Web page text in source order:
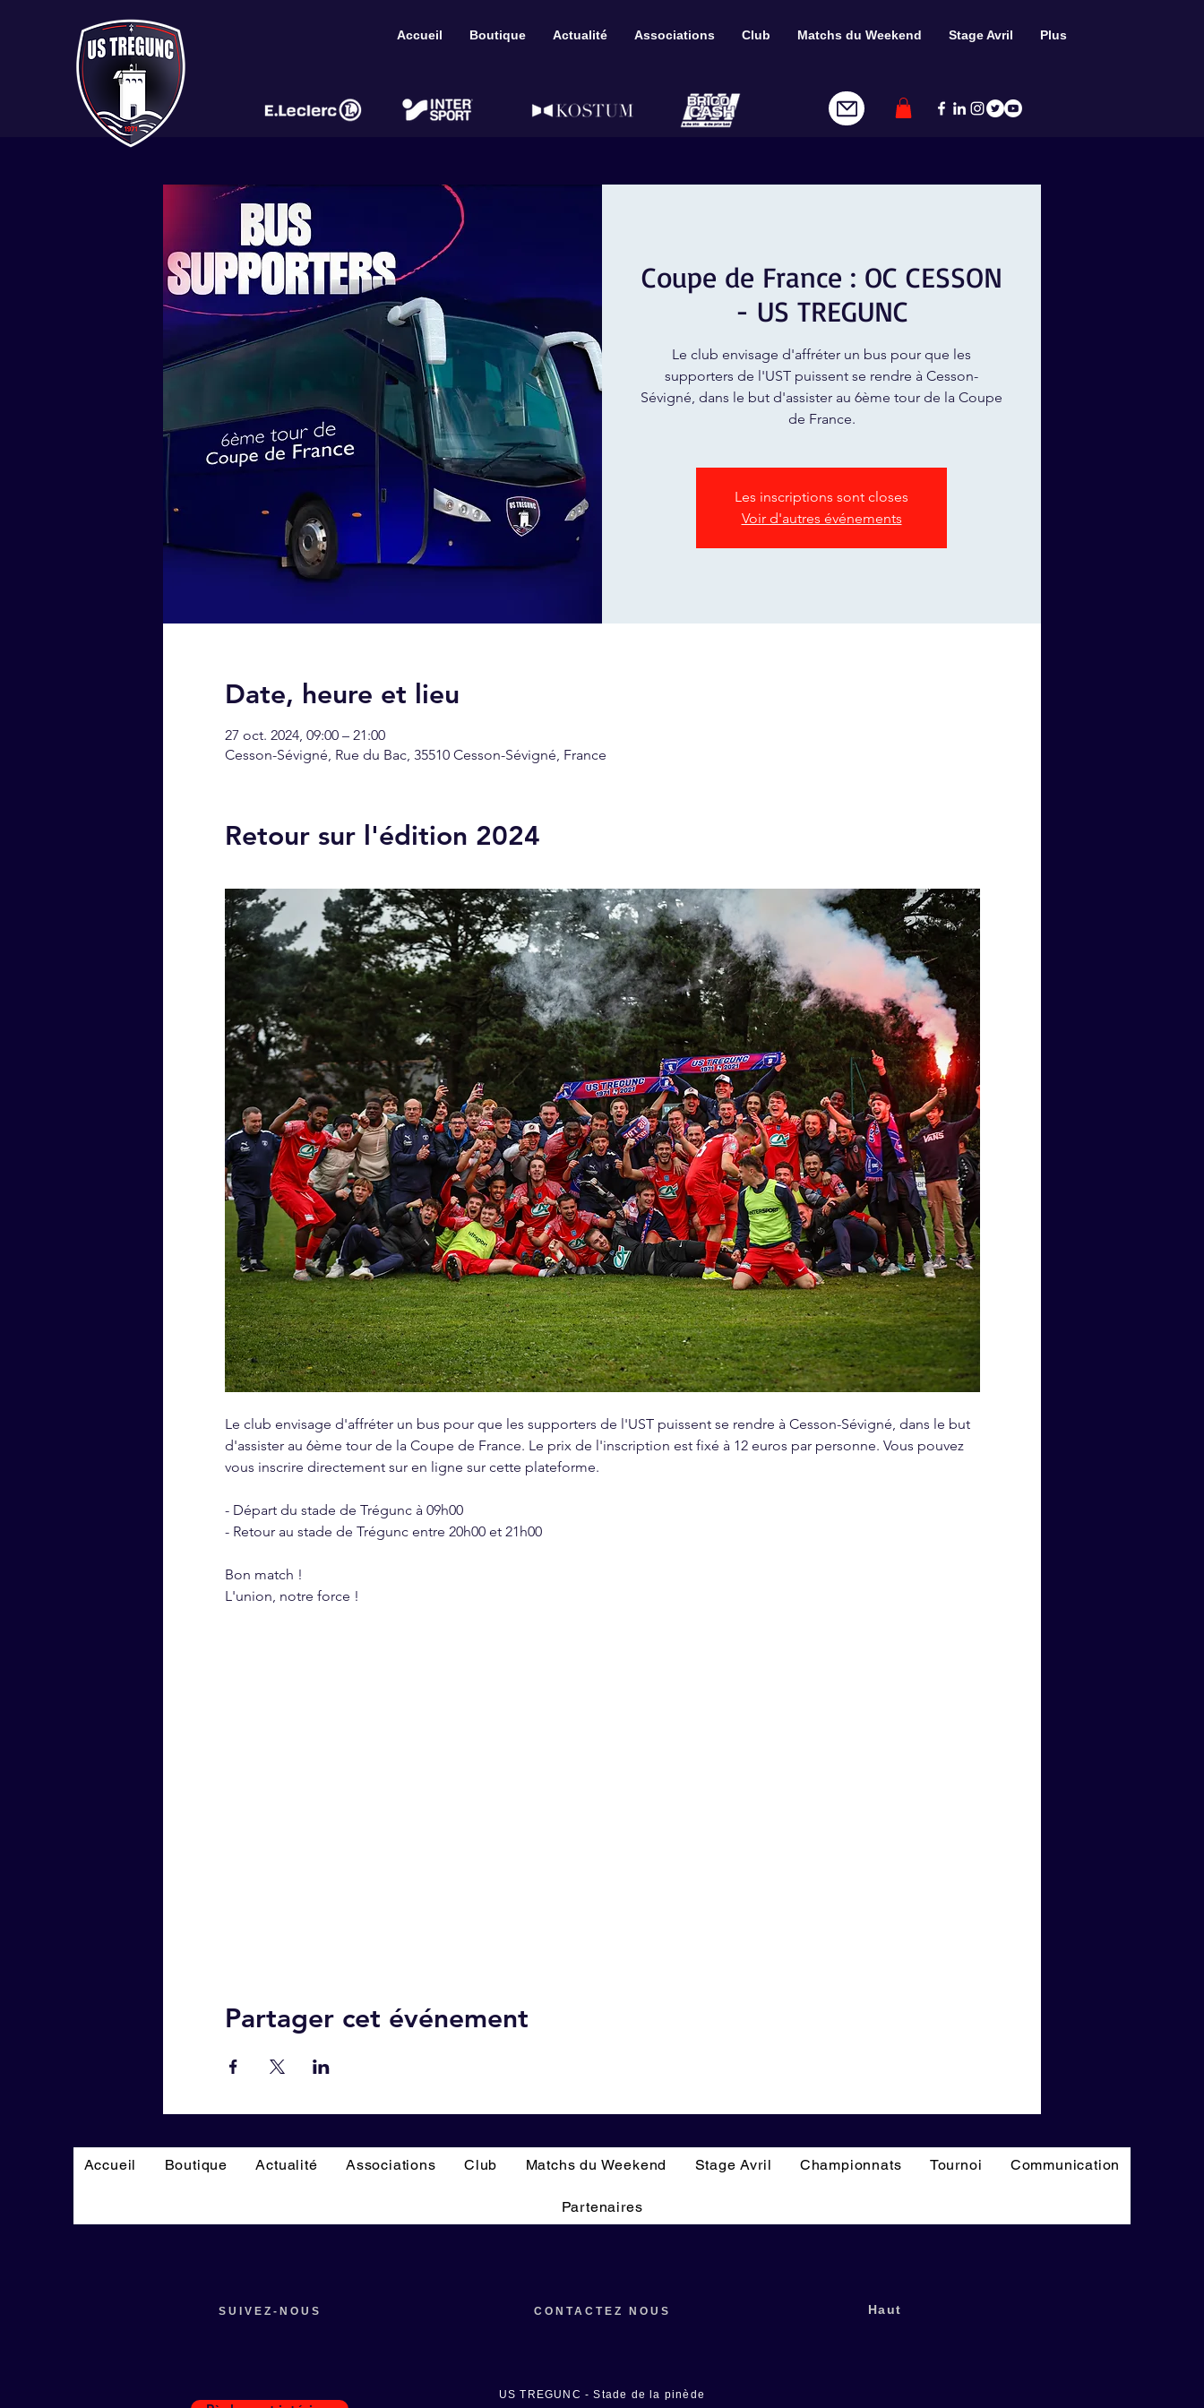
Accueil Boutique Actualité Associations Club Matchs du Weekend Stage Avril Plus
Coupe de France : OC CESSON
- US TREGUNC
Le club envisage d'affréter un bus pour que les
supporters de l'UST puissent se rendre à Cesson-
Sévigné, dans le but d'assister au 6ème tour de la Coupe
de France.
Les inscriptions sont closes
Voir d'autres événements
Date, heure et lieu
27 oct. 2024, 09:00 – 21:00
Cesson-Sévigné, Rue du Bac, 35510 Cesson-Sévigné, France
Retour sur l'édition 2024
Le club envisage d'affréter un bus pour que les supporters de l'UST puissent se rendre à Cesson-Sévigné, dans le but
d'assister au 6ème tour de la Coupe de France. Le prix de l'inscription est fixé à 12 euros par personne. Vous pouvez
vous inscrire directement sur en ligne sur cette plateforme.
- Départ du stade de Trégunc à 09h00
- Retour au stade de Trégunc entre 20h00 et 21h00
Bon match !
L'union, notre force !
Partager cet événement
Accueil Boutique Actualité Associations Club Matchs du Weekend Stage Avril Championnats Tournoi Communication
Partenaires
SUIVEZ-NOUS CONTACTEZ NOUS
US TREGUNC - Stade de la pinède
Haut